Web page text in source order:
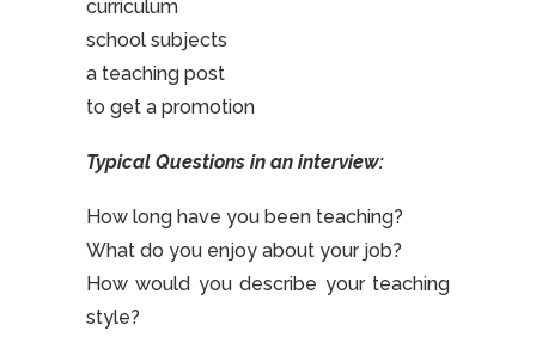
curriculum
school subjects
a teaching post
to get a promotion
Typical Questions in an interview:
How long have you been teaching?
What do you enjoy about your job?
How would you describe your teaching
style?